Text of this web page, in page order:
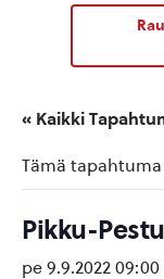
« Kaikki
Tämä
Pikku-
pe 9.9.2022 09:00